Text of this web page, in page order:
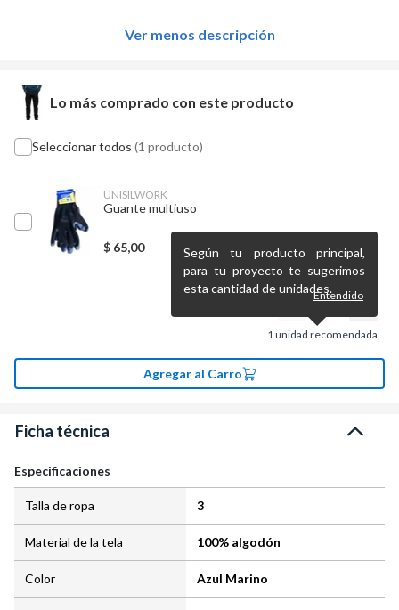
Ver menos descripción
Lo más comprado con este producto
Seleccionar todos (1 producto)
UNISILWORK
Guante multiuso
$ 65,00
1unidad recomendada
Según tu producto principal,
para tu proyecto te sugerimos
esta cantidad de unidades.Entendido
Agregar al Carro
Ficha técnica
Especificaciones
Talla de ropa 3
Material de la tela 100% algodón
Color Azul Marino